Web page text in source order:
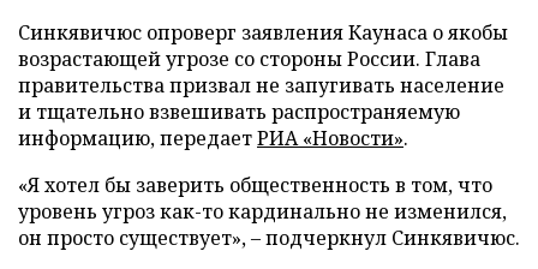
Синкявичюс опроверг заявления Каунаса о якобы
возрастающей угрозе со стороны России. Глава
правительства призвал не запугивать население
и тщательно взвешивать распространяемую
информацию, передаетРИА «Новости».
«Я хотел бы заверить общественность в том, что
уровень угроз как-то кардинально не изменился,
он просто существует», – подчеркнул Синкявичюс.